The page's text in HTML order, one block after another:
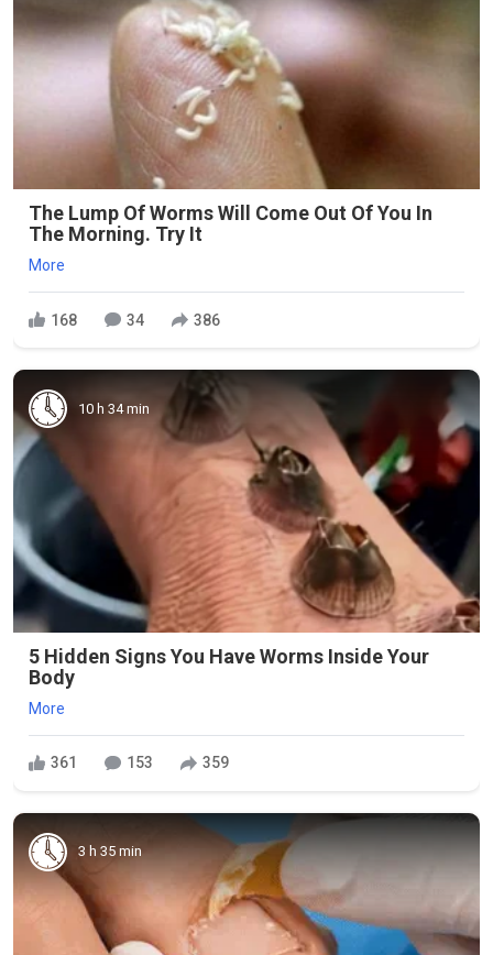
The Lump Of Worms Will Come Out Of You In
The Morning. Try It
More
168 34 386
10 h 34 min
5 Hidden Signs You Have Worms Inside Your
Body
More
361 153 359
3 h 35 min